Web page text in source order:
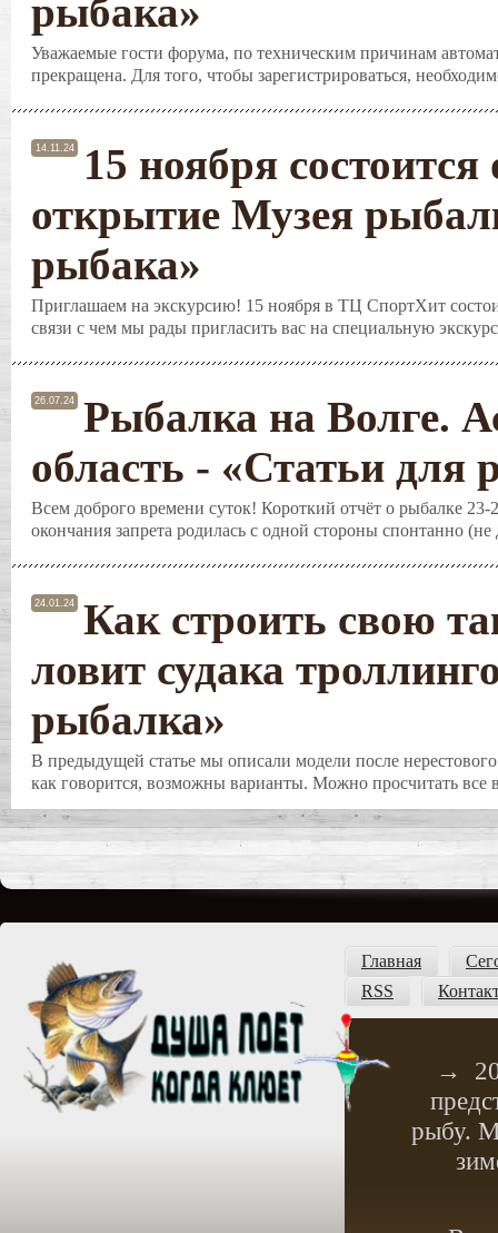
рыбака»
Уважаемые гости форума, по техническим причинам
прекращена. Для того, чтобы зарегистрироваться,
14.11.24
15 ноября
открытие Музея
рыбака»
Приглашаем на экскурсию! 15 ноября в ТЦ СпортХит
связи с чем мы рады пригласить вас на специальную
26.07.24
Рыбалка на Волге.
область - «Статьи для
Всем доброго времени суток! Короткий отчёт о рыбалке
окончания запрета родилась с одной стороны спонтанно
24.01.24
Как строить свою
ловит судака
рыбалка»
В предыдущей статье мы описали модели после
как говорится, возможны варианты. Можно просчитать все
Главная
RSS
→
рыбу.